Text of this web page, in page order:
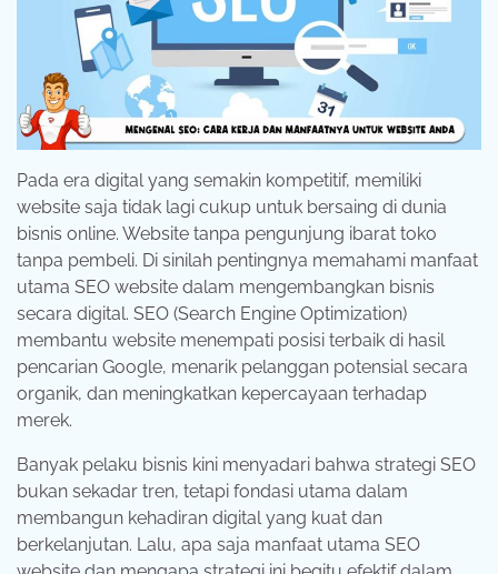
Pada era digital yang semakin kompetitif, memiliki
website saja tidak lagi cukup untuk bersaing di dunia
bisnis online. Website tanpa pengunjung ibarat toko
tanpa pembeli. Di sinilah pentingnya memahami manfaat
utama SEO website dalam mengembangkan bisnis
secara digital. SEO (Search Engine Optimization)
membantu website menempati posisi terbaik di hasil
pencarian Google, menarik pelanggan potensial secara
organik, dan meningkatkan kepercayaan terhadap
merek.
Banyak pelaku bisnis kini menyadari bahwa strategi SEO
bukan sekadar tren, tetapi fondasi utama dalam
membangun kehadiran digital yang kuat dan
berkelanjutan. Lalu, apa saja manfaat utama SEO